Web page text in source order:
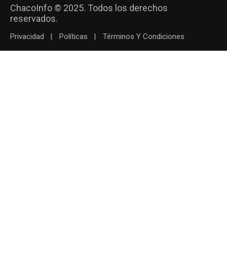
ChacoInfo © 2025. Todos los derechos
reservados.
Privacidad Políticas Términos Y Condiciones